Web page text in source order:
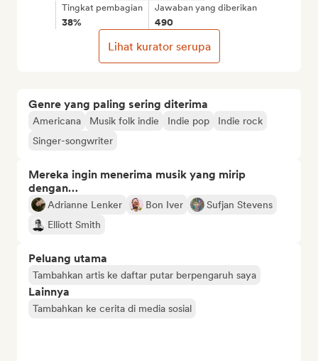
Genre yang paling sering diterima
Americana Musik folk indie Indie pop
Indie rock
Singer-songwriter
Mereka ingin menerima musik yang mirip
dengan…
Adrianne Lenker Bon Iver
Sufjan Stevens
Elliott Smith
Peluang utama
Tambahkan artis ke daftar putar berpengaruh saya
Lainnya
Tambahkan ke cerita di media sosial
Tingkat pembagian
38%
Jawaban yang diberikan
490
Lihat kurator serupa